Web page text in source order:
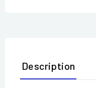
Description